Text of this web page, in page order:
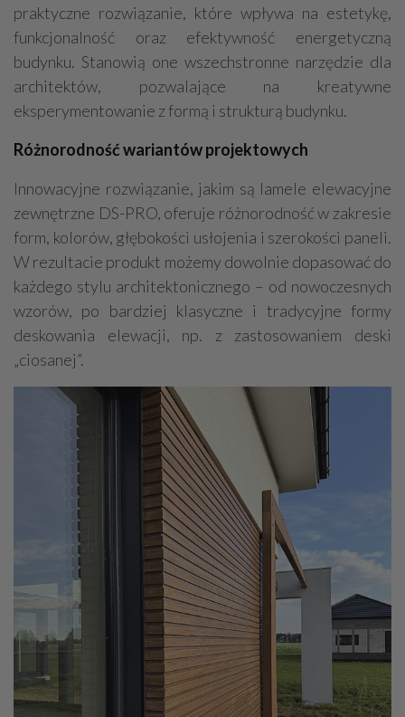
praktyczne rozwiązanie, które wpływa na estetykę,
funkcjonalność oraz efektywność energetyczną
budynku. Stanowią one wszechstronne narzędzie dla
architektów, pozwalające na kreatywne
eksperymentowanie z formą i strukturą budynku.
Różnorodność wariantów projektowych
Innowacyjne rozwiązanie, jakim są lamele elewacyjne
zewnętrzne DS-PRO, oferuje różnorodność w zakresie
form, kolorów, głębokości usłojenia i szerokości paneli.
W rezultacie produkt możemy dowolnie dopasować do
każdego stylu architektonicznego – od nowoczesnych
wzorów, po bardziej klasyczne i tradycyjne formy
deskowania elewacji, np. z zastosowaniem deski
„ciosanej”.